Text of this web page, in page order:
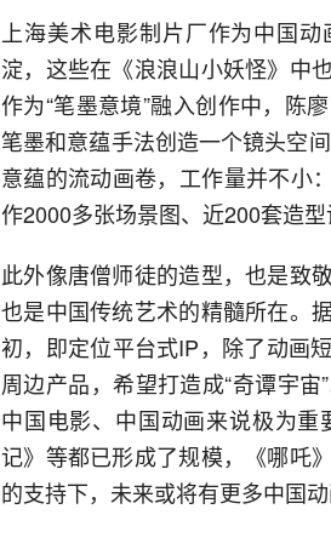
上海美术电影制片厂作为中国
淀，这些在《浪浪山小妖怪》中
作为“笔墨意境”融入创作中，陈
笔墨和意蕴手法创造一个镜头空
意蕴的流动画卷，工作量并不小
作2000多张场景图、近200套造
此外像唐僧师徒的造型，也是致
也是中国传统艺术的精髓所在。
初，即定位平台式IP，除了动画
周边产品，希望打造成“奇谭宇
中国电影、中国动画来说极为
记》等都已形成了规模，《哪吒
的支持下，未来或将有更多中国